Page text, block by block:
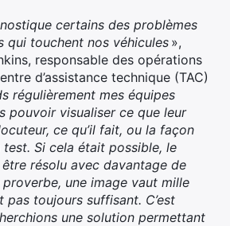
certains des problèmes
qui touchent nos véhicules »,
responsable des opérations
d’assistance technique (TAC)
régulièrement mes équipes
pouvoir visualiser ce que leur
ce qu’il fait, ou la façon
Si cela était possible, le
résolu avec davantage de
une image vaut mille
pas toujours suffisant. C’est
une solution permettant